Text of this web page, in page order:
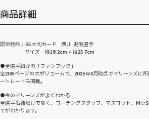
商品詳細
限定特典：B5大判カード 西川 史礁選手
サイズ：横18.2cm × 縦25.7cm
●全選手紹介の「ファンブック」
全208ページの大ボリュームで、2026年3月時点でマリーンズに
ートレートも掲載。
●今のマリーンズがよくわかる
全選手名鑑だけでなく、コーチングスタッフ、マスコット、
てがわかります。